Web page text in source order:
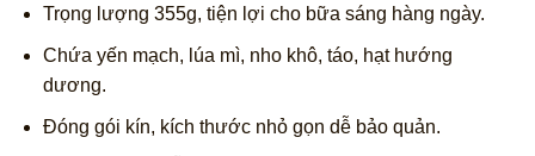
121.500 ₫.
Trọng lượng 355g, tiện lợi cho bữa sáng hàng ngày.
Chứa yến mạch, lúa mì, nho khô, táo, hạt hướng
dương.
Đóng gói kín, kích thước nhỏ gọn dễ bảo quản.